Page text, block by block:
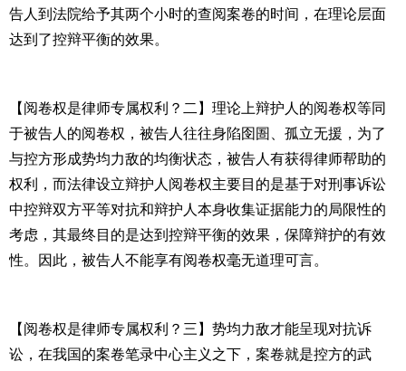
告人到法院给予其两个小时的查阅案卷的时间，在理论层面
达到了控辩平衡的效果。
【阅卷权是律师专属权利？二】理论上辩护人的阅卷权等同
于被告人的阅卷权，被告人往往身陷囹圄、孤立无援，为了
与控方形成势均力敌的均衡状态，被告人有获得律师帮助的
权利，而法律设立辩护人阅卷权主要目的是基于对刑事诉讼
中控辩双方平等对抗和辩护人本身收集证据能力的局限性的
考虑，其最终目的是达到控辩平衡的效果，保障辩护的有效
性。因此，被告人不能享有阅卷权毫无道理可言。
【阅卷权是律师专属权利？三】势均力敌才能呈现对抗诉
讼，在我国的案卷笔录中心主义之下，案卷就是控方的武